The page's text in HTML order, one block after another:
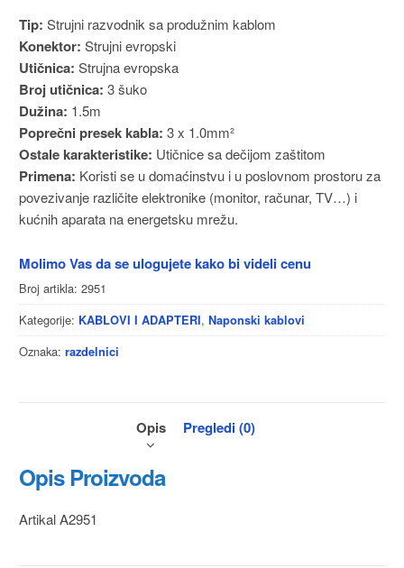
Tip: Strujni razvodnik sa produžnim kablom
Konektor: Strujni evropski
Utičnica: Strujna evropska
Broj utičnica: 3 šuko
Dužina: 1.5m
Poprečni presek kabla: 3 x 1.0mm²
Ostale karakteristike: Utičnice sa dečijom zaštitom
Primena: Koristi se u domaćinstvu i u poslovnom prostoru za
povezivanje različite elektronike (monitor, računar, TV…) i
kućnih aparata na energetsku mrežu.
Molimo Vas da se ulogujete kako bi videli cenu
Broj artikla: 2951
Kategorije: KABLOVI I ADAPTERI, Naponski kablovi
Oznaka: razdelnici
Opis Pregledi (0)
Opis Proizvoda
Artikal A2951